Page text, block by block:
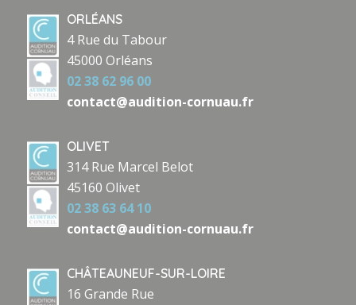
ORLÉANS
4 Rue du Tabour
45000 Orléans
02 38 62 96 00
contact@audition-cornuau.fr
OLIVET
314 Rue Marcel Belot
45160 Olivet
02 38 63 64 10
contact@audition-cornuau.fr
CHÂTEAUNEUF-SUR-LOIRE
16 Grande Rue